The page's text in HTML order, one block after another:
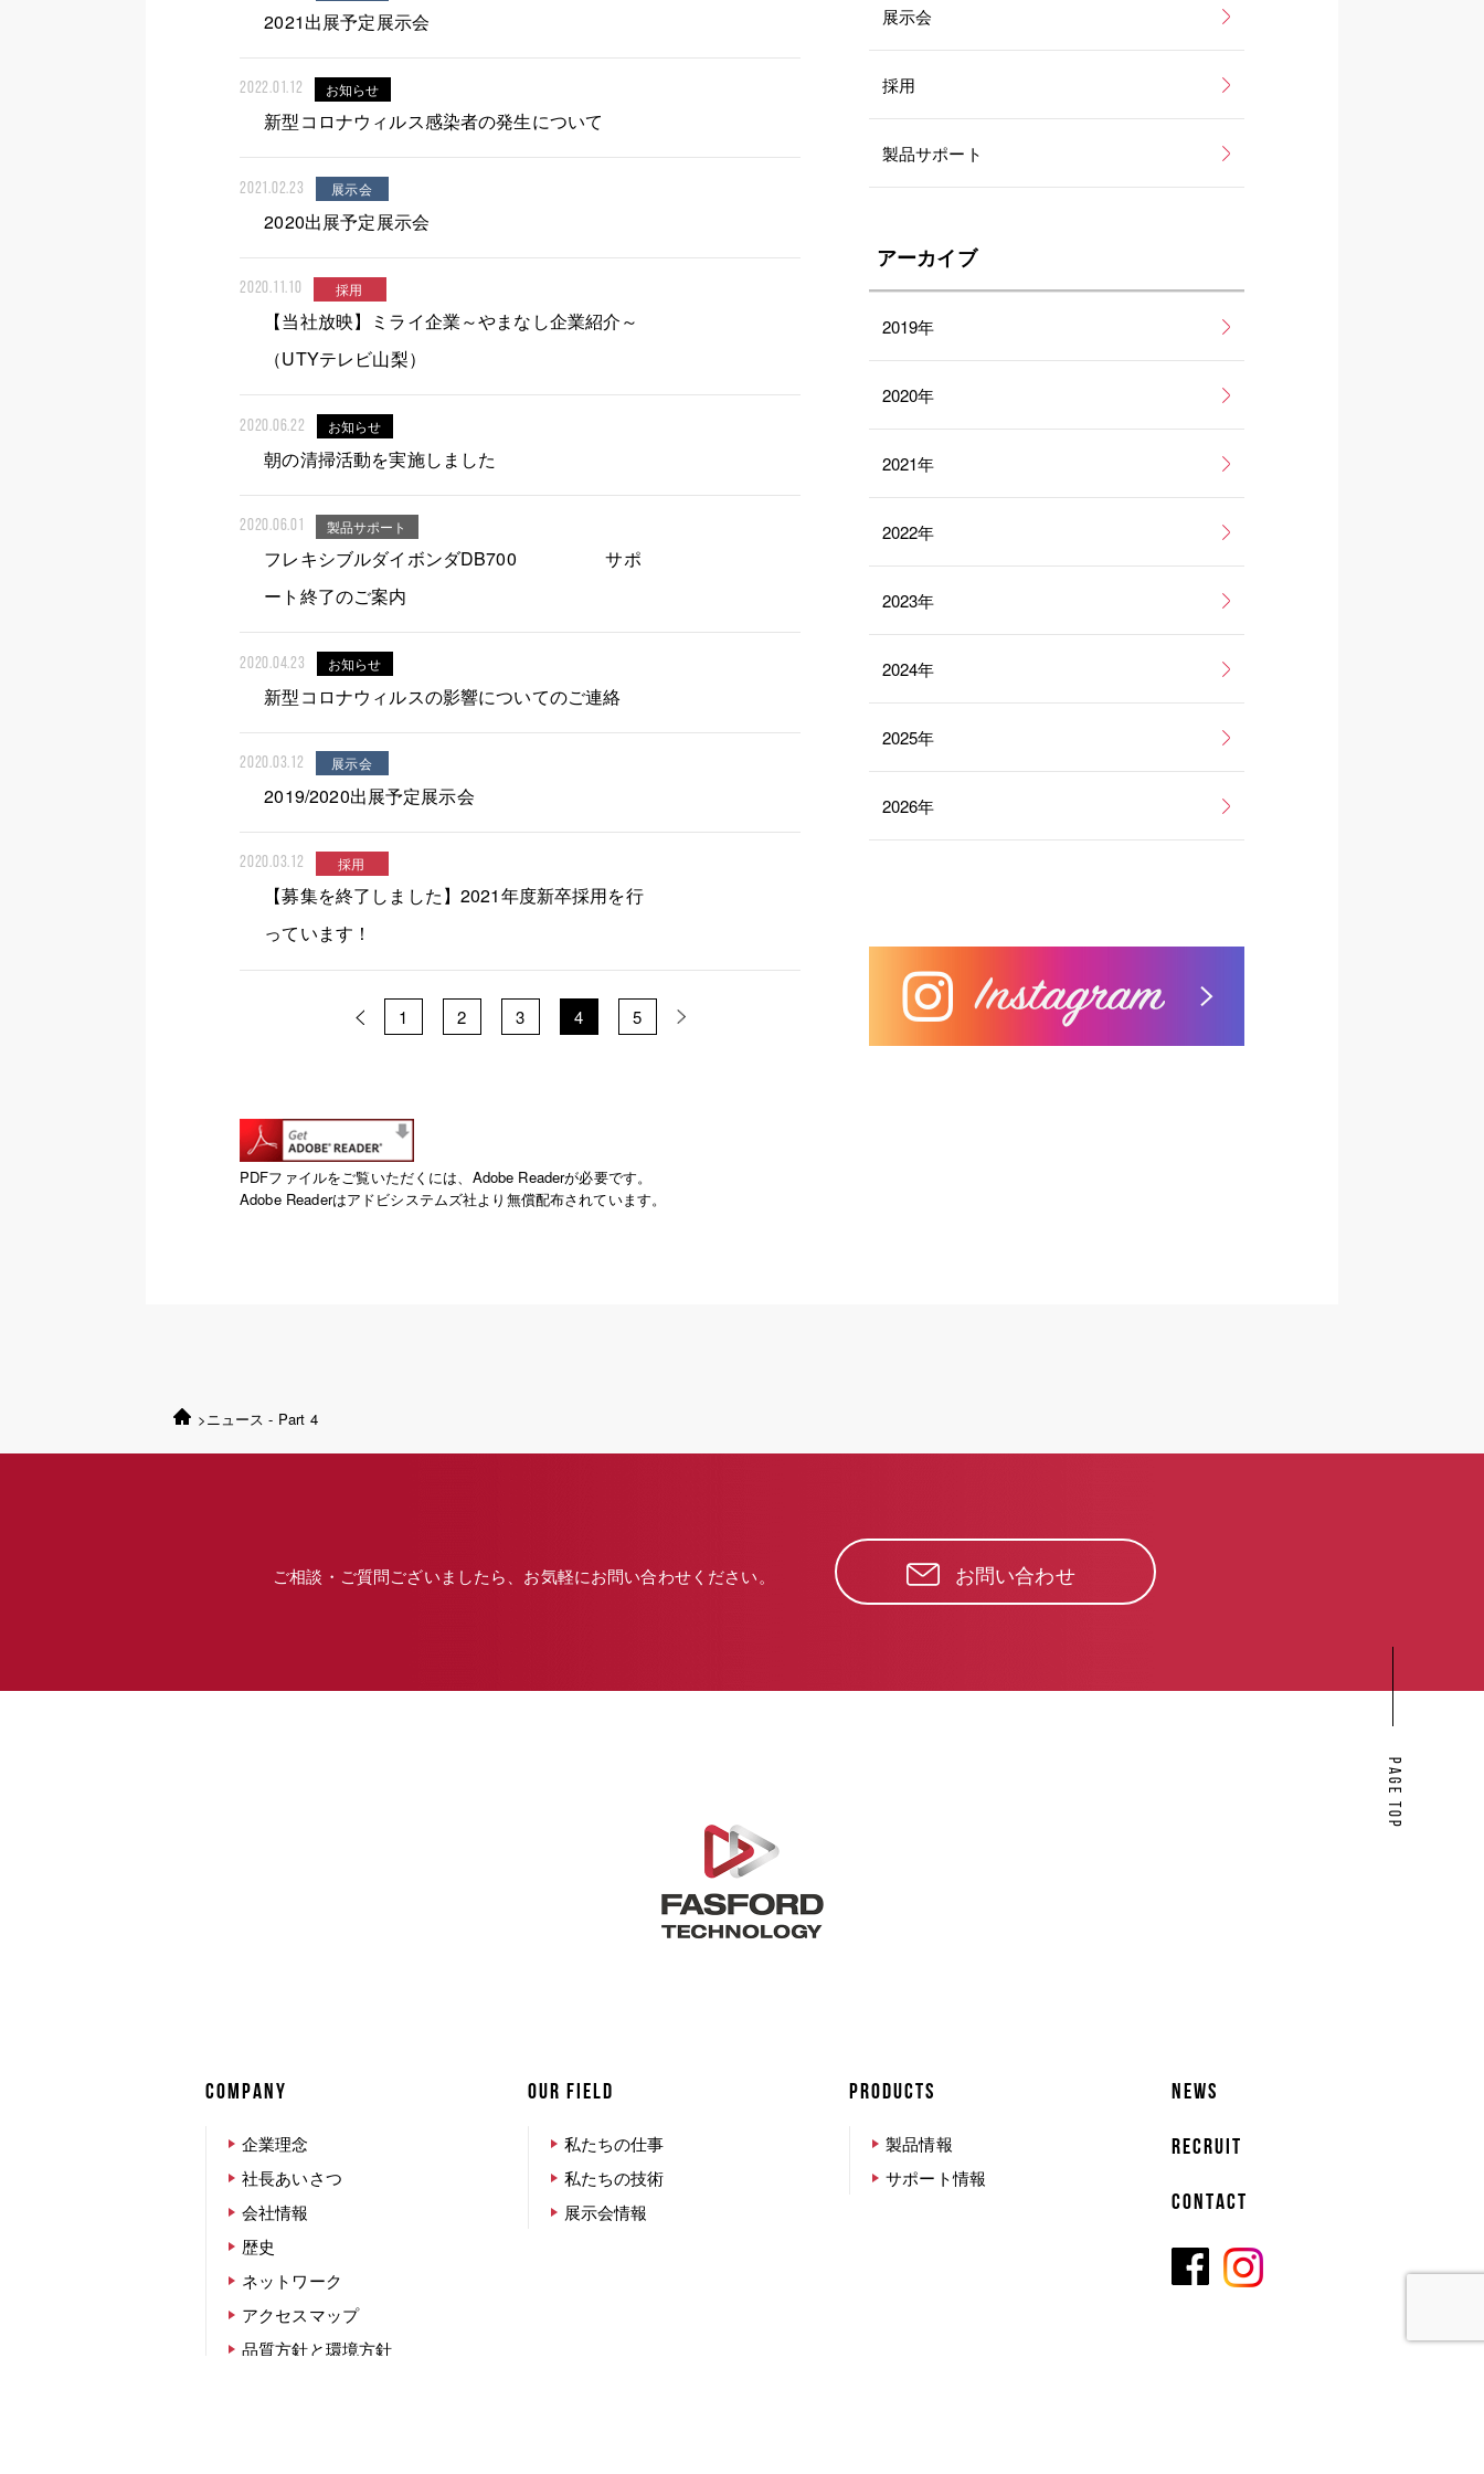
2021出展予定展示会
2022.01.12 お知らせ
新型コロナウィルス感染者の発生について
2021.02.23 展示会
2020出展予定展示会
2020.11.10 採用
【当社放映】ミライ企業～やまなし企業紹介～
（UTYテレビ山梨）
2020.06.22 お知らせ
朝の清掃活動を実施しました
2020.06.01 製品サポート
フレキシブルダイボンダDB700 サポ
ート終了のご案内
2020.04.23 お知らせ
新型コロナウィルスの影響についてのご連絡
2020.03.12 展示会
2019/2020出展予定展示会
2020.03.12 採用
【募集を終了しました】2021年度新卒採用を行
っています！
1 2 3 4 5
PDFファイルをご覧いただくには、Adobe Readerが必要です。
Adobe Readerはアドビシステムズ社より無償配布されています。
展示会
採用
製品サポート
アーカイブ
2019年
2020年
2021年
2022年
2023年
2024年
2025年
2026年
>ニュース - Part 4
ご相談・ご質問ございましたら、 お気軽にお問い合わせください。 お問い合わせ
PAGE TOP
COMPANY
企業理念
社長あいさつ
会社情報
歴史
ネットワーク
アクセスマップ
品質方針と環境方針
OUR FIELD
私たちの仕事
私たちの技術
展示会情報
PRODUCTS
製品情報
サポート情報
NEWS
RECRUIT
CONTACT